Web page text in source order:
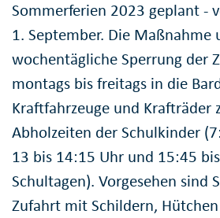
Sommerferien 2023 geplant -
1. September. Die Maßnahme
wochentägliche Sperrung der
montags bis freitags in die
Kraftfahrzeuge und Krafträder
Abholzeiten der Schulkinder
13 bis 14:15 Uhr und 15:45
Schultagen). Vorgesehen sind
Zufahrt mit Schildern,